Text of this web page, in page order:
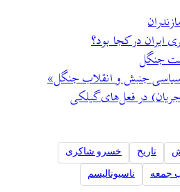
ایران در کجا بود؟
جنگل
جنبش و انقلاب جنگل»
در فعل‌های گیلکی
تاریخ خسرو شاکری
جمعه ناسیونالیسم